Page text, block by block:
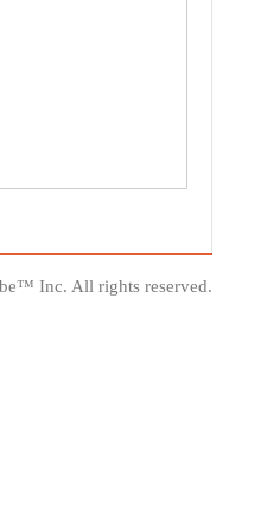
Inc. All rights reserved.